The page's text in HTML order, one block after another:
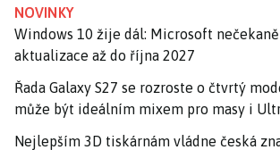
NOVINKY
Windows 10 žije dál: Microsoft
aktualizace až do října 2027
Řada Galaxy S27 se rozroste o čtvrtý
může být ideálním mixem pro masy i
Nejlepším 3D tiskárnám vládne česká